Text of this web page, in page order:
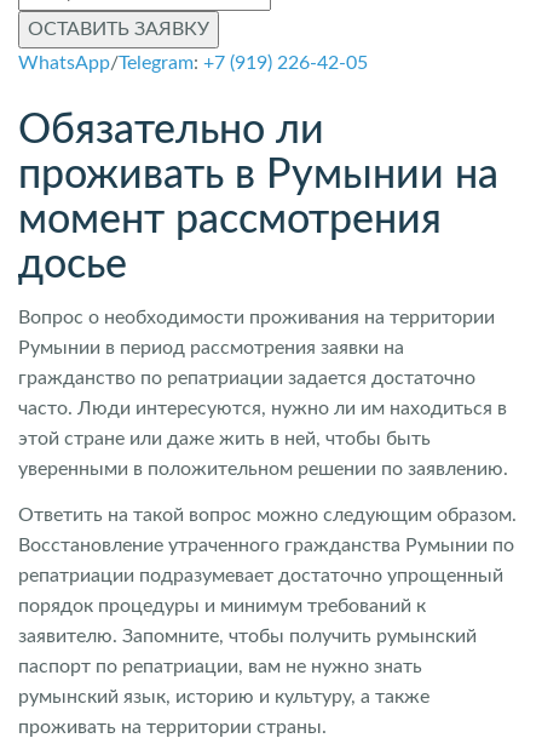
ОСТАВИТЬ ЗАЯВКУ
WhatsApp/Telegram: +7 (919) 226-42-05
Обязательно ли
проживать в Румынии на
момент рассмотрения
досье
Вопрос о необходимости проживания на территории
Румынии в период рассмотрения заявки на
гражданство по репатриации задается достаточно
часто. Люди интересуются, нужно ли им находиться в
этой стране или даже жить в ней, чтобы быть
уверенными в положительном решении по заявлению.
Ответить на такой вопрос можно следующим образом.
Восстановление утраченного гражданства Румынии по
репатриации подразумевает достаточно упрощенный
порядок процедуры и минимум требований к
заявителю. Запомните, чтобы получить румынский
паспорт по репатриации, вам не нужно знать
румынский язык, историю и культуру, а также
проживать на территории страны.